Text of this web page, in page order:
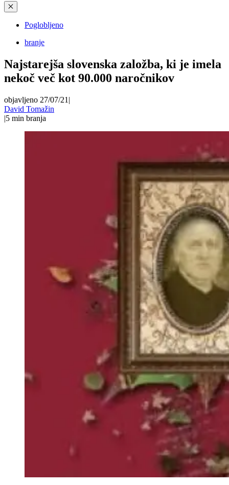
✕
Poglobljeno
branje
Najstarejša slovenska založba, ki je imela
nekoč več kot 90.000 naročnikov
objavljeno 27/07/21 |
David Tomažin
|5 min branja